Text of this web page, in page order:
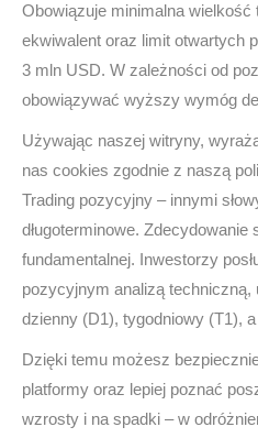
Obowiązuje minimalna
ekwiwalent oraz limit otwartych
3 mln USD. W zależności od
obowiązywać wyższy wymóg
Używając naszej witryny,
nas cookies zgodnie z naszą
Trading pozycyjny – innymi
długoterminowe.
fundamentalnej. Inwestorzy
pozycyjnym analizą techniczną,
dzienny (D1), tygodniowy (T1),
Dzięki temu możesz
platformy oraz lepiej poznać
wzrosty i na spadki – w